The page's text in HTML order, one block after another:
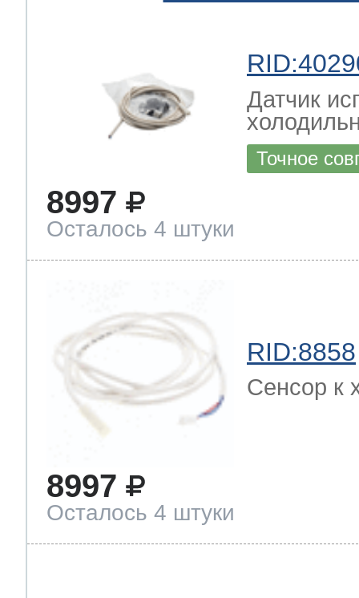
Датчик
Точное
8997
Осталось 4 штуки
RID:8858
Сенсор к
8997
Осталось 4 штуки